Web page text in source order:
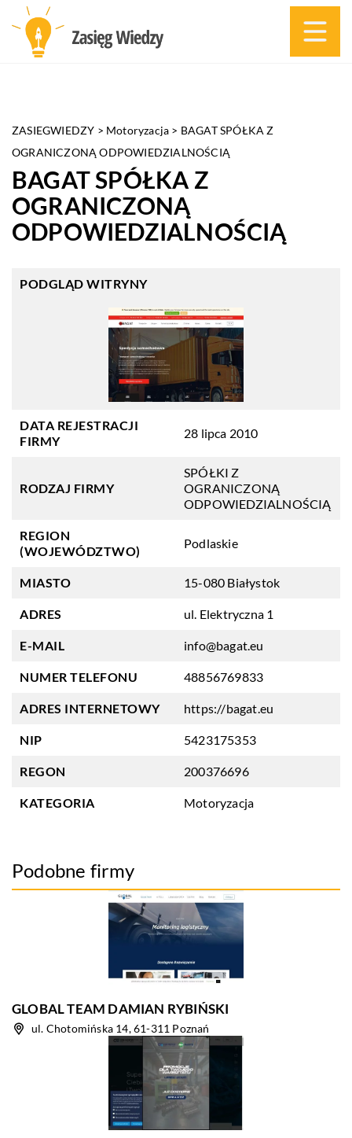
ZASIEGWIEDZY > Motoryzacja > BAGAT SPÓŁKA Z
OGRANICZONĄ ODPOWIEDZIALNOŚCIĄ
BAGAT SPÓŁKA Z
OGRANICZONĄ
ODPOWIEDZIALNOŚCIĄ
PODGLĄD WITRYNY
DATA REJESTRACJI
FIRMY
28 lipca 2010
RODZAJ FIRMY
SPÓŁKI Z
OGRANICZONĄ
ODPOWIEDZIALNOŚCIĄ
REGION
(WOJEWÓDZTWO)
Podlaskie
MIASTO 15-080 Białystok
ADRES ul. Elektryczna 1
E-MAIL info@bagat.eu
NUMER TELEFONU 48856769833
ADRES INTERNETOWY https://bagat.eu
NIP 5423175353
REGON 200376696
KATEGORIA Motoryzacja
Podobne firmy
GLOBAL TEAM DAMIAN RYBIŃSKI
ul. Chotomińska 14, 61-311 Poznań